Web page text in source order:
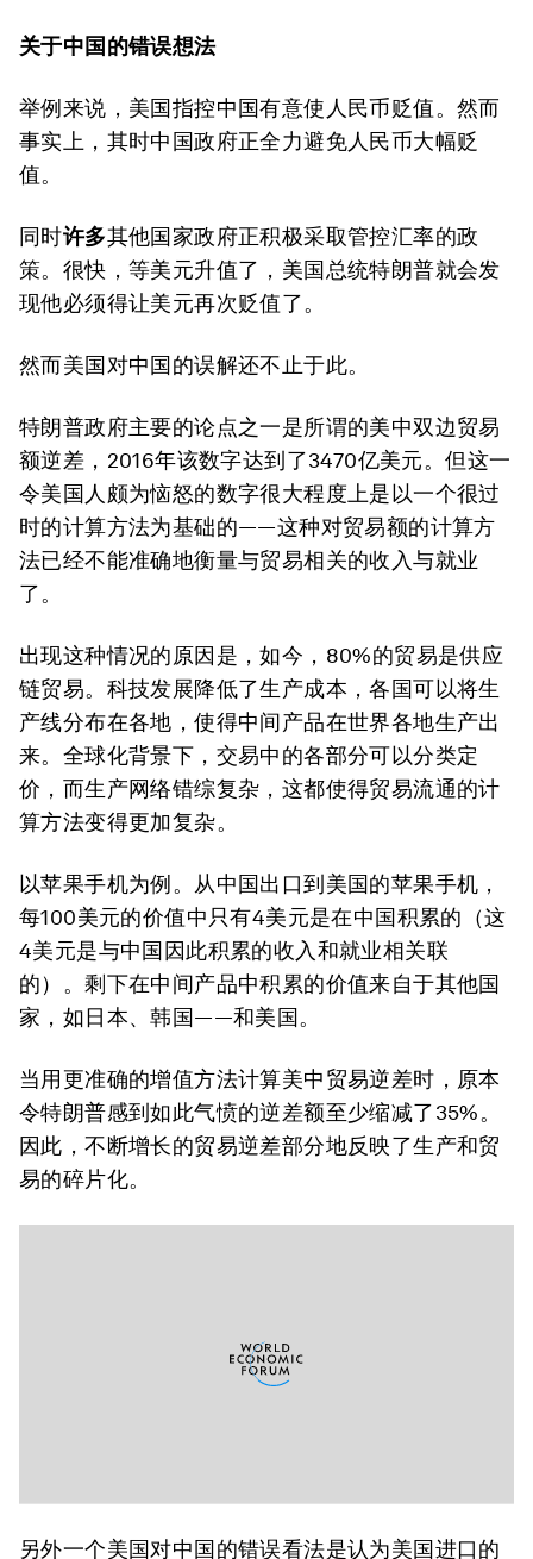
关于中国的错误想法
举例来说，美国指控中国有意使人民币贬值。然而
事实上，其时中国政府正全力避免人民币大幅贬
值。
同时许多其他国家政府正积极采取管控汇率的政
策。很快，等美元升值了，美国总统特朗普就会发
现他必须得让美元再次贬值了。
然而美国对中国的误解还不止于此。
特朗普政府主要的论点之一是所谓的美中双边贸易
额逆差，2016年该数字达到了3470亿美元。但这一
令美国人颇为恼怒的数字很大程度上是以一个很过
时的计算方法为基础的——这种对贸易额的计算方
法已经不能准确地衡量与贸易相关的收入与就业
了。
出现这种情况的原因是，如今，80%的贸易是供应
链贸易。科技发展降低了生产成本，各国可以将生
产线分布在各地，使得中间产品在世界各地生产出
来。全球化背景下，交易中的各部分可以分类定
价，而生产网络错综复杂，这都使得贸易流通的计
算方法变得更加复杂。
以苹果手机为例。从中国出口到美国的苹果手机，
每100美元的价值中只有4美元是在中国积累的（这
4美元是与中国因此积累的收入和就业相关联
的）。剩下在中间产品中积累的价值来自于其他国
家，如日本、韩国——和美国。
当用更准确的增值方法计算美中贸易逆差时，原本
令特朗普感到如此气愤的逆差额至少缩减了35%。
因此，不断增长的贸易逆差部分地反映了生产和贸
易的碎片化。
另外一个美国对中国的错误看法是认为美国进口的